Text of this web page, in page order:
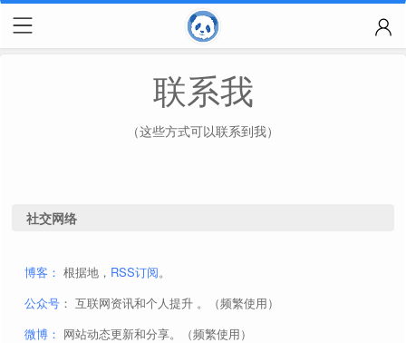
联系我
（这些方式可以联系到我）
社交网络
博客： 根据地， RSS订阅。
公众号 ： 互联网资讯和个人提升 。（频繁使用）
微博： 网站动态更新和分享。（频繁使用）